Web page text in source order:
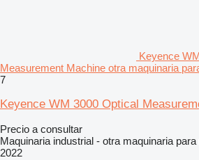
Keyence
Measurement Machine otra maquinaria
7
Keyence WM 3000 Optical
Precio a consultar
Maquinaria industrial - otra maquinaria para
2022